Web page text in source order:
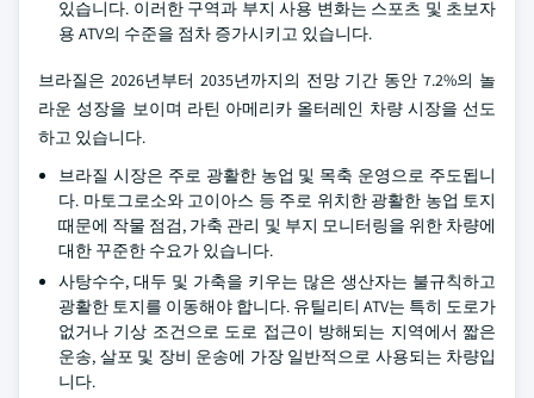
있습니다. 이러한 구역과 부지 사용 변화는 스포츠 및 초보자
용 ATV의 수준을 점차 증가시키고 있습니다.
브라질은 2026년부터 2035년까지의 전망 기간 동안 7.2%의 놀
라운 성장을 보이며 라틴 아메리카 올터레인 차량 시장을 선도
하고 있습니다.
브라질 시장은 주로 광활한 농업 및 목축 운영으로 주도됩니
다. 마토그로소와 고이아스 등 주로 위치한 광활한 농업 토지
때문에 작물 점검, 가축 관리 및 부지 모니터링을 위한 차량에
대한 꾸준한 수요가 있습니다.
사탕수수, 대두 및 가축을 키우는 많은 생산자는 불규칙하고
광활한 토지를 이동해야 합니다. 유틸리티 ATV는 특히 도로가
없거나 기상 조건으로 도로 접근이 방해되는 지역에서 짧은
운송, 살포 및 장비 운송에 가장 일반적으로 사용되는 차량입
니다.